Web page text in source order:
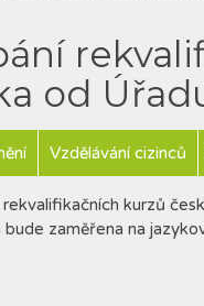
od
Vzdělávání cizinců
kurzů
zaměřena na